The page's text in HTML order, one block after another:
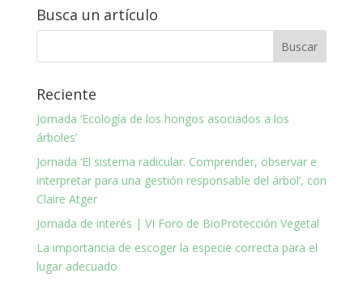
Busca un artículo
Reciente
Jornada ‘Ecología de los hongos asociados a los
árboles’
Jornada ‘El sistema radicular. Comprender, observar e
interpretar para una gestión responsable del árbol’, con
Claire Atger
Jornada de interés | VI Foro de BioProtección Vegetal
La importancia de escoger la especie correcta para el
lugar adecuado